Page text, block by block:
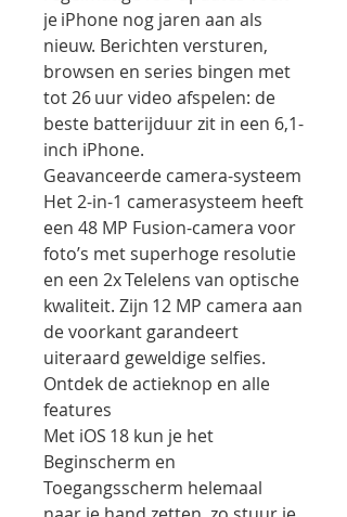
je iPhone nog jaren aan als
nieuw. Berichten versturen,
browsen en series bingen met
tot 26 uur video afspelen: de
beste batterijduur zit in een 6,1-
inch iPhone.
Geavanceerde camera-systeem
Het 2-in-1 camerasysteem heeft
een 48 MP Fusion-camera voor
foto’s met superhoge resolutie
en een 2x Telelens van optische
kwaliteit. Zijn 12 MP camera aan
de voorkant garandeert
uiteraard geweldige selfies.
Ontdek de actieknop en alle
features
Met iOS 18 kun je het
Beginscherm en
Toegangsscherm helemaal